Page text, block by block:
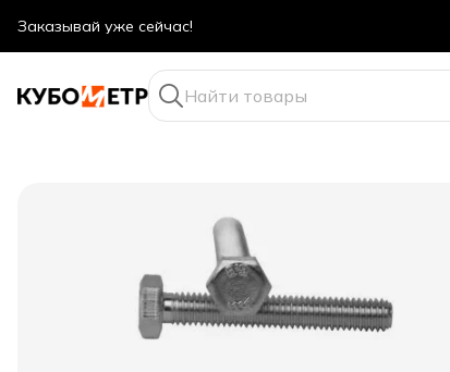
Оптовые цены даже для физ. лиц